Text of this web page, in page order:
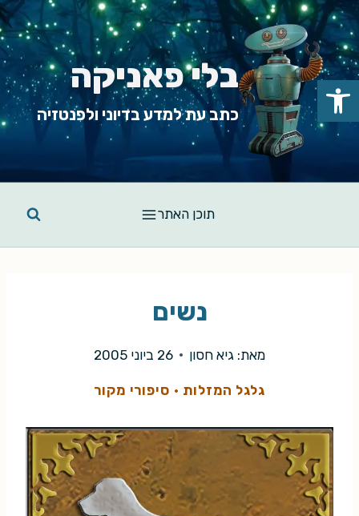
Skip
to
content
בלי פאניקה
כתב עת למדע בדיוני ולפנטזיה
תוכן האתר
נשים
מאת: גיא חסון 26 ביוני 2005
גלגל המזלות · סיפורי מקור
פתח סרגל נגישות